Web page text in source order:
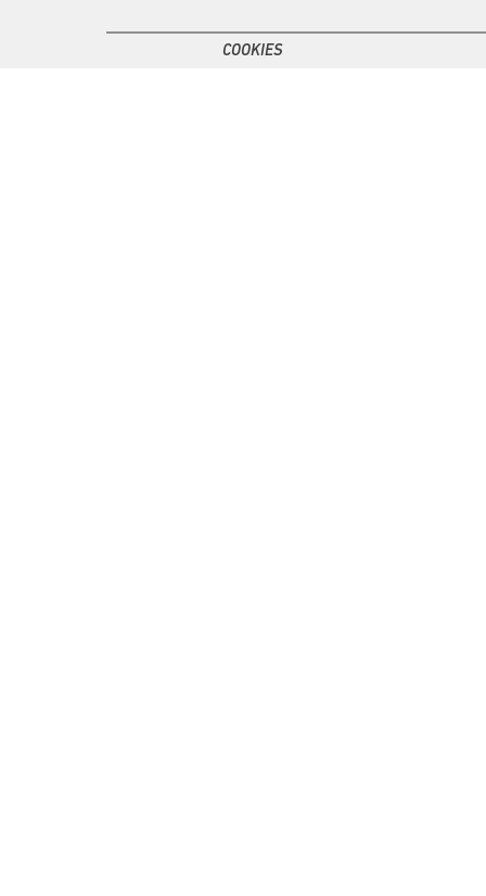
COOKIES